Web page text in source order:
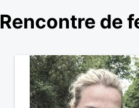
Rencontre de